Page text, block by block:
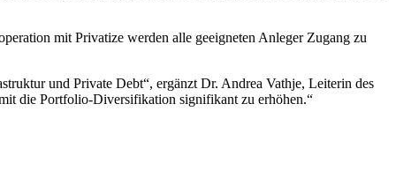
mit Privatize werden alle geeigneten Anleger Zugang zu
und Private Debt“, ergänzt Dr. Andrea Vathje, Leiterin des
die Portfolio-Diversifikation signifikant zu erhöhen.“